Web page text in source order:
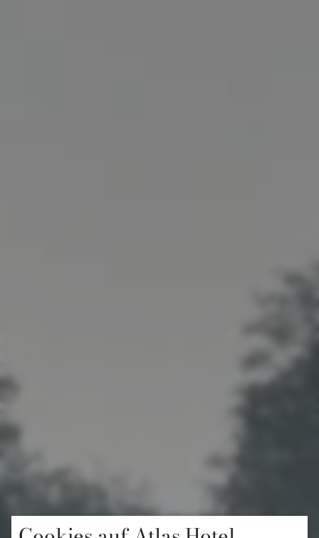
Wandern in Valkenburg